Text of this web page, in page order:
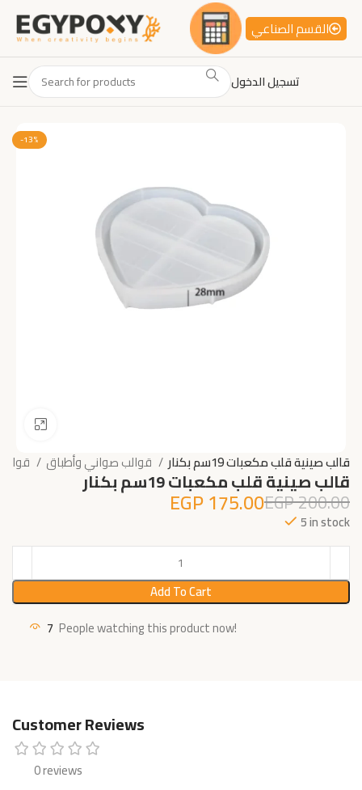
القسم الصناعي
تسجيل الدخول
-13%
قالب صينية قلب مكعبات 19سم بكنار
قالب صينية قلب مكعبات 19سم بكنار
200.00
EGP
175.00
EGP
5 in stock
Add To Cart
7 People watching this product now!
Customer Reviews
0 reviews